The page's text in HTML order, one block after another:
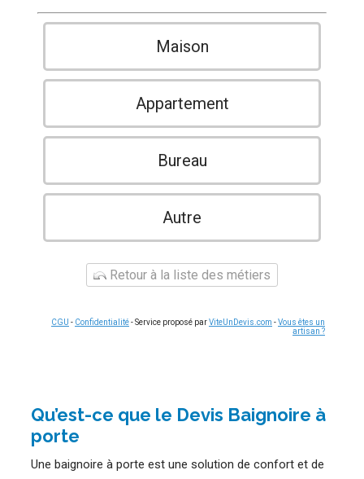
Maison
Appartement
Bureau
Autre
Retour à la liste des métiers
CGU - Confidentialité- Service proposé parViteUnDevis.com -Vous êtes un
artisan ?
Qu’est-ce que le Devis Baignoire à
porte
Une baignoire à porte est une solution de confort et de